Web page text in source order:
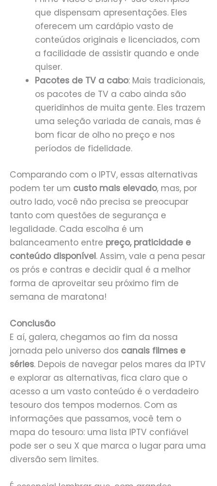
que dispensam apresentações. Eles
oferecem um cardápio vasto de
conteúdos originais e licenciados, com
a facilidade de assistir quando e onde
quiser.
Pacotes de TV a cabo: Mais tradicionais,
os pacotes de TV a cabo ainda são
queridinhos de muita gente. Eles trazem
uma seleção variada de canais, mas é
bom ficar de olho no preço e nos
períodos de fidelidade.
Comparando com o IPTV, essas alternativas
podem ter um custo mais elevado, mas, por
outro lado, você não precisa se preocupar
tanto com questões de segurança e
legalidade. Cada escolha é um
balanceamento entre preço, praticidade e
conteúdo disponível. Assim, vale a pena pesar
os prós e contras e decidir qual é a melhor
forma de aproveitar seu próximo fim de
semana de maratona!
Conclusão
E aí, galera, chegamos ao fim da nossa
jornada pelo universo dos canais filmes e
séries. Depois de navegar pelos mares da IPTV
e explorar as alternativas, fica claro que o
acesso a um vasto conteúdo é o verdadeiro
tesouro dos tempos modernos. Com as
informações que passamos, você tem o
mapa do tesouro: uma lista IPTV confiável
pode ser o seu X que marca o lugar para uma
diversão sem limites.